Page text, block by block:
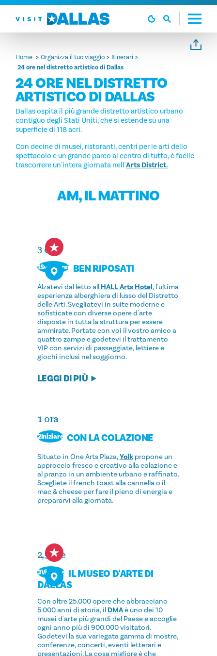
Vai al contenuto
Home Organizza il tuo viaggio Itinerari
24 ore nel distretto artistico di Dallas
24 ORE NEL DISTRETTO
ARTISTICO DI DALLAS
Dallas ospita il più grande distretto artistico urbano
contiguo degli Stati Uniti, che si estende su una
superficie di 118 acri.
Con decine di musei, ristoranti, centri per le arti dello
spettacolo e un grande parco al centro di tutto, è facile
trascorrere un'intera giornata nell'Arts District.
AM, IL MATTINO
3 ore
1Svegliarsi BEN RIPOSATI
Alzatevi dal letto all'HALL Arts Hotel , l'ultima
esperienza alberghiera di lusso del Distretto
delle Arti. Svegliatevi in suite moderne e
sofisticate con diverse opere d'arte
disposte in tutta la struttura per essere
ammirate. Portate con voi il vostro amico a
quattro zampe e godetevi il trattamento
VIP con servizi di passeggiate, lettiere e
giochi inclusi nel soggiorno.
LEGGI DI PIÙ
1 ora
2Iniziare CON LA COLAZIONE
Situato in One Arts Plaza,Yolkpropone un
approccio fresco e creativo alla colazione e
al pranzo in un ambiente urbano e raffinato.
Scegliete il french toast alla cannella o il
mac & cheese per fare il pieno di energia e
prepararvi alla giornata.
2,5 ore
3Visitare IL MUSEO D'ARTE DI
DALLAS
Con oltre 25.000 opere che abbracciano
5.000 anni di storia, il DMAè uno dei 10
musei d'arte più grandi del Paese e accoglie
ogni anno più di 900.000 visitatori.
Godetevi la sua variegata gamma di mostre,
conferenze, concerti, eventi letterari e
presentazioni. La cosa migliore è che